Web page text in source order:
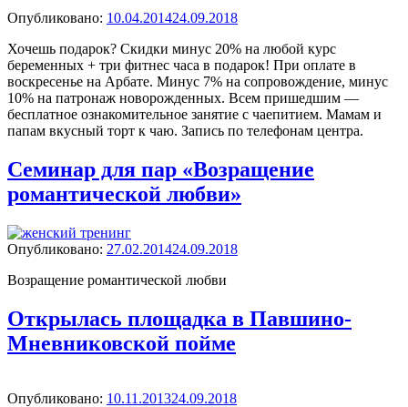
Опубликовано: Опубликовано
10.04.201424.09.2018
Хочешь подарок? Скидки минус 20% на любой курс
беременных + три фитнес часа в подарок! При оплате в
воскресенье на Арбате. Минус 7% на сопровождение, минус
10% на патронаж новорожденных. Всем пришедшим —
бесплатное ознакомительное занятие с чаепитием. Мамам и
папам вкусный торт к чаю. Запись по телефонам центра.
Семинар для пар «Возращение
романтической любви»
Опубликовано: Опубликовано
27.02.201424.09.2018
Возращение романтической любви
Открылась площадка в Павшино-
Мневниковской пойме
Опубликовано: Опубликовано
10.11.201324.09.2018